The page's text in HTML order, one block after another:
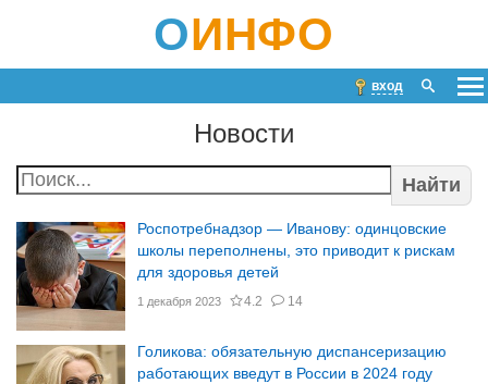
ОИНФО
вход
Новости
Найти
Роспотребнадзор — Иванову: одинцовские
школы переполнены, это приводит к рискам
для здоровья детей
1 декабря 2023 4.2 14
Голикова: обязательную диспансеризацию
работающих введут в России в 2024 году